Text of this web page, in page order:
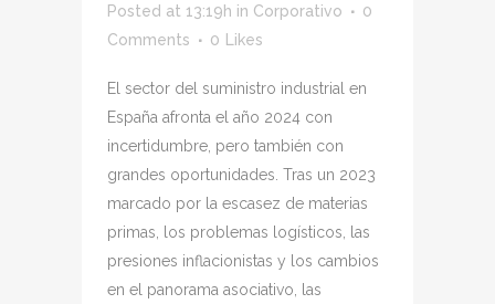
Posted at 13:19h in Corporativo
0
Comments
0 Likes
El sector del suministro industrial en
España afronta el año 2024 con
incertidumbre, pero también con
grandes oportunidades. Tras un 2023
marcado por la escasez de materias
primas, los problemas logísticos, las
presiones inflacionistas y los cambios
en el panorama asociativo, las